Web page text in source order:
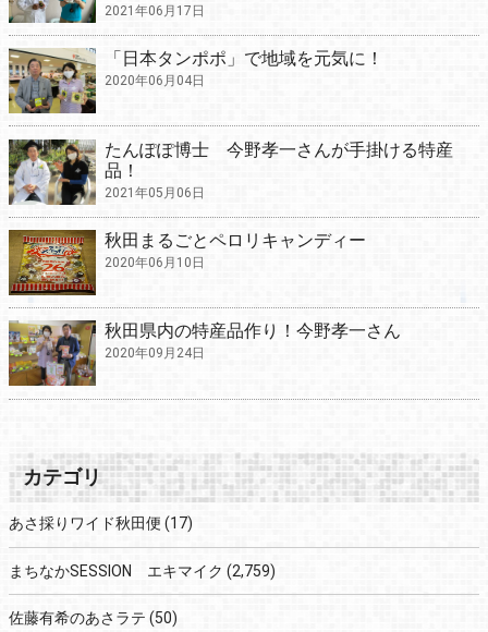
2021年06月17日
「日本タンポポ」で地域を元気に！
2020年06月04日
たんぽぽ博士 今野孝一さんが手掛ける特産
品！
2021年05月06日
秋田まるごとペロリキャンディー
2020年06月10日
秋田県内の特産品作り！今野孝一さん
2020年09月24日
カテゴリ
あさ採りワイド秋田便 (17)
まちなかSESSION エキマイク (2,759)
佐藤有希のあさラテ (50)